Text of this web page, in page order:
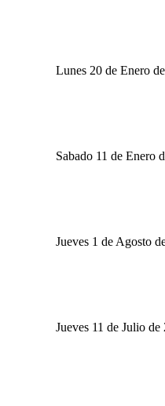
Lunes 20 de Enero
Sabado 11 de Enero
Jueves 1 de Agosto
Jueves 11 de Julio de